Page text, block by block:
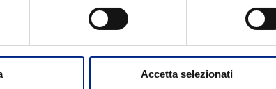
Accetta selezionati
IP55, a richiesta IP66
Vernice a scelta
Sensori di temperatura PTC, PTO o PT100